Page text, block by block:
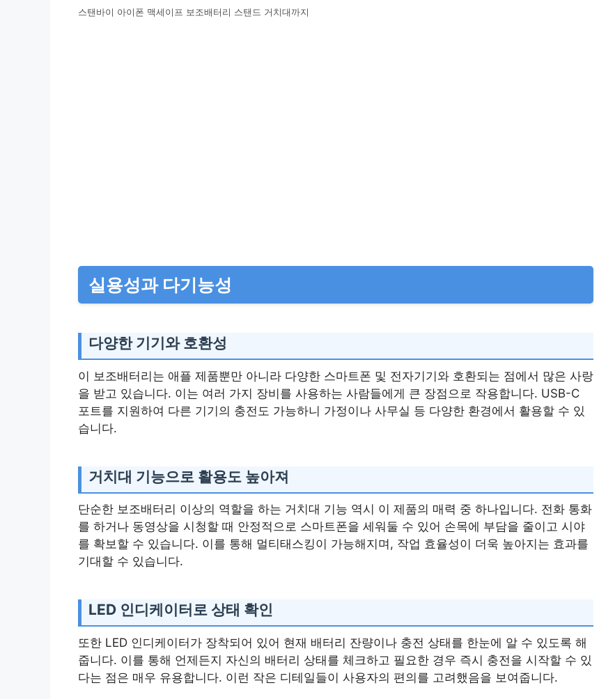
스탠바이 아이폰 맥세이프 보조배터리 스탠드 거치대까지
실용성과 다기능성
다양한 기기와 호환성
이 보조배터리는 애플 제품뿐만 아니라 다양한 스마트폰 및 전자기기와 호환되는 점에서 많은 사랑
을 받고 있습니다. 이는 여러 가지 장비를 사용하는 사람들에게 큰 장점으로 작용합니다. USB-C
포트를 지원하여 다른 기기의 충전도 가능하니 가정이나 사무실 등 다양한 환경에서 활용할 수 있
습니다.
거치대 기능으로 활용도 높아져
단순한 보조배터리 이상의 역할을 하는 거치대 기능 역시 이 제품의 매력 중 하나입니다. 전화 통화
를 하거나 동영상을 시청할 때 안정적으로 스마트폰을 세워둘 수 있어 손목에 부담을 줄이고 시야
를 확보할 수 있습니다. 이를 통해 멀티태스킹이 가능해지며, 작업 효율성이 더욱 높아지는 효과를
기대할 수 있습니다.
LED 인디케이터로 상태 확인
또한 LED 인디케이터가 장착되어 있어 현재 배터리 잔량이나 충전 상태를 한눈에 알 수 있도록 해
줍니다. 이를 통해 언제든지 자신의 배터리 상태를 체크하고 필요한 경우 즉시 충전을 시작할 수 있
다는 점은 매우 유용합니다. 이런 작은 디테일들이 사용자의 편의를 고려했음을 보여줍니다.